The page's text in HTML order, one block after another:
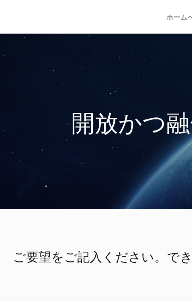
ホーム
開放かつ
ご要望をご記入ください。で